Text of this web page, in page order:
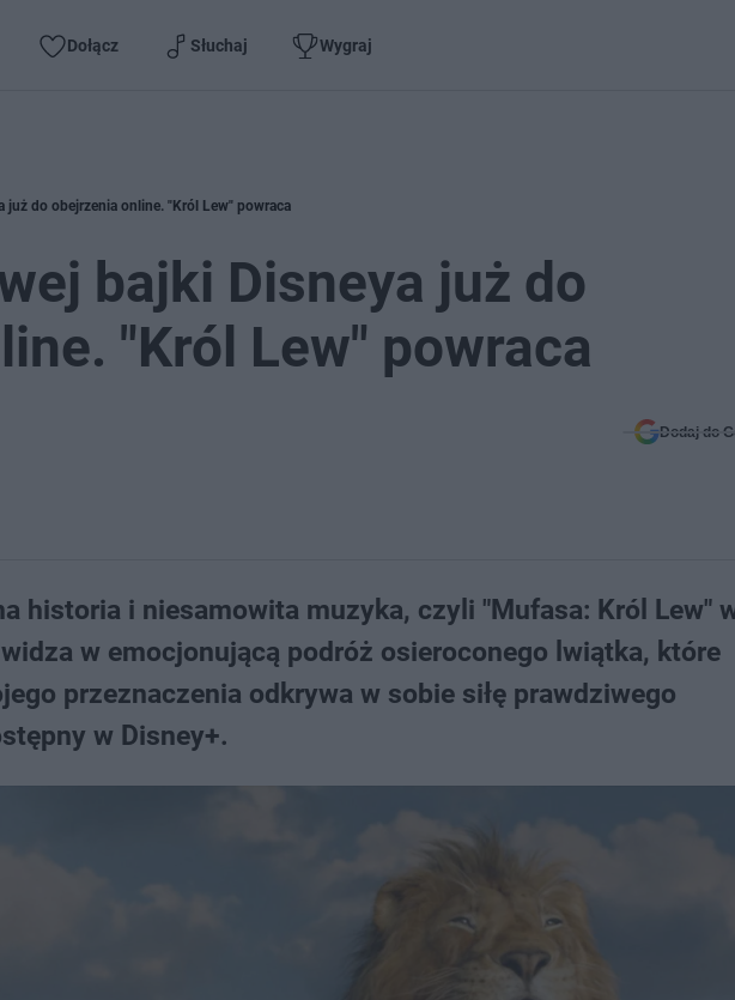
Dołącz Słuchaj Wygraj
już do obejrzenia online. "Król Lew" powraca
bajki Disneya już do
"Król Lew" powraca
Dodaj do
historia i niesamowita muzyka, czyli "Mufasa: Król Lew"
w emocjonującą podróż osieroconego lwiątka, które
przeznaczenia odkrywa w sobie siłę prawdziwego
w Disney+.